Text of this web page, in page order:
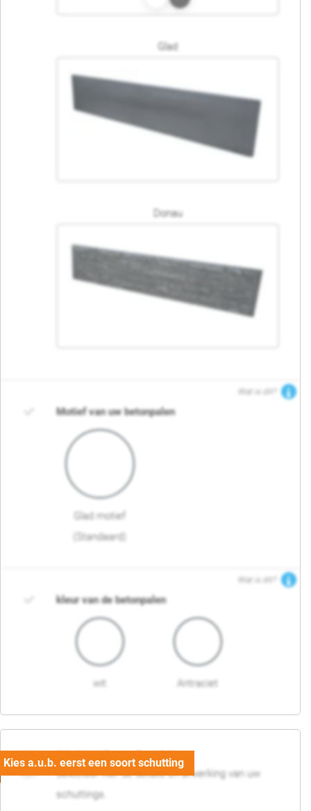
Glad
Donau
Wat is dit?
Motief van uw betonpalen
Glad motief
(Standaard)
Wat is dit?
kleur van de betonpalen
wit Antraciet
03. Detail en afwerking
Selecteer hier de details en afwerking van uw
schuttings.